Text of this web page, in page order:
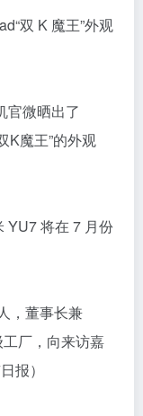
双 K 魔王”外观
官微晒出了
K魔王”的外观
YU7 将在 7 月份
，董事长兼
厂，向来访嘉
报）